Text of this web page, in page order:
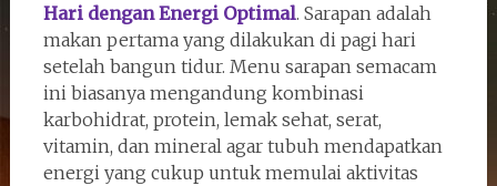
Hari dengan Energi Optimal. Sarapan adalah
makan pertama yang dilakukan di pagi hari
setelah bangun tidur. Menu sarapan semacam
ini biasanya mengandung kombinasi
karbohidrat, protein, lemak sehat, serat,
vitamin, dan mineral agar tubuh mendapatkan
energi yang cukup untuk memulai aktivitas